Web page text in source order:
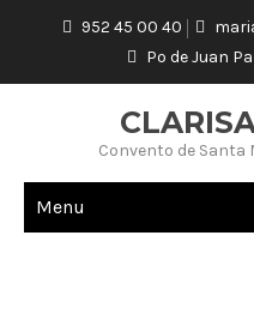
952 45 00 40
Pº de Juan
Convento de Santa
Menu